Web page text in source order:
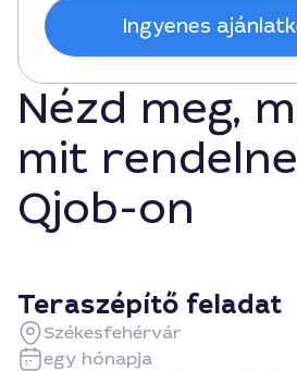
Ingyenes
Nézd meg,
mit
Qjob-on
Teraszépítő feladat
Székesfehérvár
egy hónapja